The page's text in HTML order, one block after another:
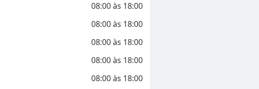
08:00às 18:00
08:00às 18:00
08:00às 18:00
08:00às 18:00
08:00às 18:00